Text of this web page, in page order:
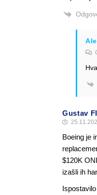
Gustav
Boeing je
$120K
izašli ih